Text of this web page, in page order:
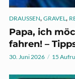
DRAUSSEN, GRAVEL,
Papa, ich
fahren! –
30. Juni 2026 15